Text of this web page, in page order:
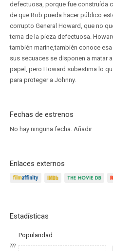
defectuosa, porque fue construída
de que Rob pueda hacer público
corrupto General Howard, que no
tema de la pieza defectuosa.
también marine,también conoce
sus secuaces se disponen a matar
papel, pero Howard subestima lo
para proteger a Johnny.
Fechas de estrenos
No hay ninguna fecha. Añadir
Enlaces externos
Estadísticas
Popularidad
???